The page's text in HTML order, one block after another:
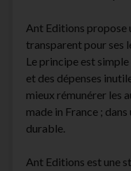
Ant Editions propose
transparent pour ses
Le principe est
et des dépenses
mieux rémunérer les
made in France ;
durable.
Ant Editions est une